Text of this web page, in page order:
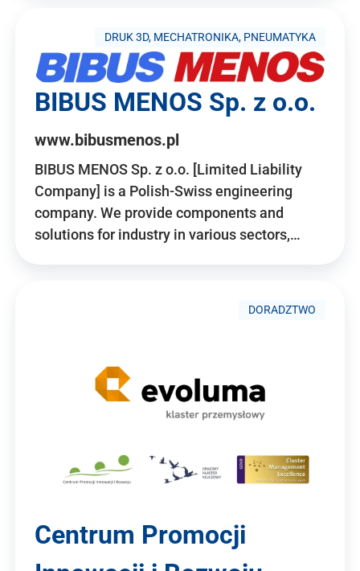
DRUK 3D, MECHATRONIKA, PNEUMATYKA
BIBUS MENOS Sp. z o.o.
www.bibusmenos.pl
BIBUS MENOS Sp. z o.o. [Limited Liability
Company] is a Polish-Swiss engineering
company. We provide components and
solutions for industry in various sectors,…
DORADZTWO
Centrum Promocji